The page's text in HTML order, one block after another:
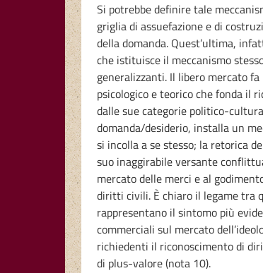
Si potrebbe definire tale
griglia di assuefazione e di
della domanda. Quest’ultima,
che istituisce il meccanismo
generalizzanti. Il libero mercato
psicologico e teorico che fonda il
dalle sue categorie politico-
domanda/desiderio, installa un
si incolla a se stesso; la retorica
suo inaggirabile versante
mercato delle merci e al
diritti civili. È chiaro il legame tra
rappresentano il sintomo più
commerciali sul mercato
richiedenti il riconoscimento di
di plus-valore (nota 10).